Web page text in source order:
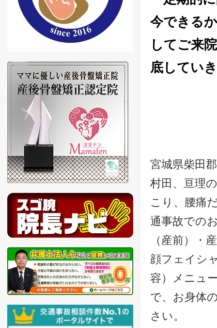
今できる
してご来
底してい
宮城県柴田
村田、亘理
こり、腰痛
通事故での
（産前）・
顔フェイシ
容）メニュ
で、お身体
さい。